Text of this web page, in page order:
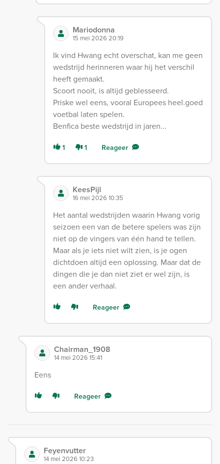
Mariodonna
15 mei 2026 20:19
Ik vind Hwang echt overschat, kan me geen
wedstrijd herinneren waar hij het verschil
heeft gemaakt.
Scoort nooit, is altijd geblesseerd.
Priske wel eens, vooral Europees heel.goed
voetbal laten spelen.
Benfica beste wedstrijd in jaren...
1 1 Reageer
KeesPijl
16 mei 2026 10:35
Het aantal wedstrijden waarin Hwang vorig
seizoen een van de betere spelers was zijn
niet op de vingers van één hand te tellen.
Maar als je iets niet wilt zien, is je ogen
dichtdoen altijd een oplossing. Maar dat de
dingen die je dan niet ziet er wel zijn, is
een ander verhaal.
Reageer
Chairman_1908
14 mei 2026 15:41
Eens
Reageer
Feyenvutter
14 mei 2026 10:23